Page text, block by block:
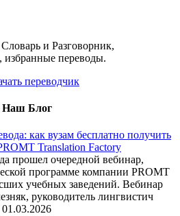
и Разговорник,
избранные переводы.
Наш Блог
как вузам бесплатно получить
Translation Factory
прошел очередной вебинар,
программе компании PROMT
учебных заведений. Вебинар
руководитель лингвистич
01.03.2026